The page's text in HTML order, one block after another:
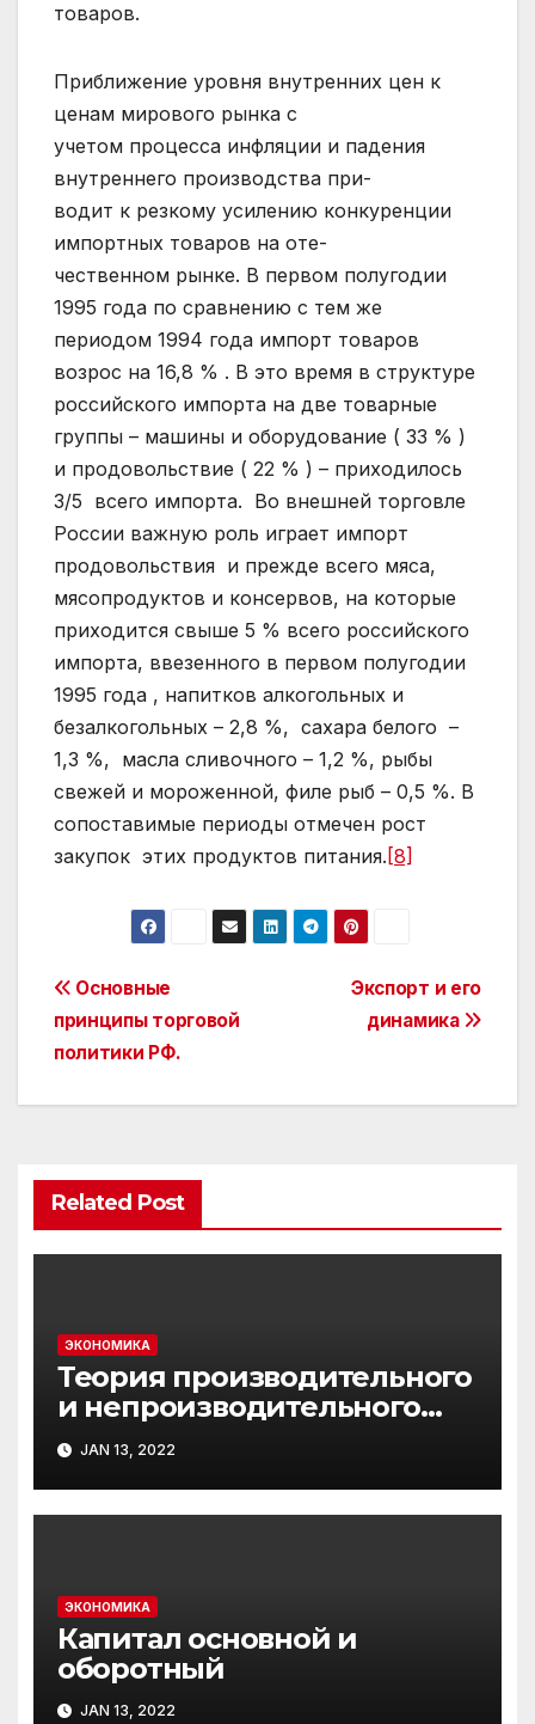
товаров.
Приближение уровня внутренних цен к
ценам мирового рынка с
учетом процесса инфляции и падения
внутреннего производства при-
водит к резкому усилению конкуренции
импортных товаров на оте-
чественном рынке. В первом полугодии
1995 года по сравнению с тем же
периодом 1994 года импорт товаров
возрос на 16,8 % . В это время в структуре
российского импорта на две товарные
группы – машины и оборудование ( 33 % )
и продовольствие ( 22 % ) – приходилось
3/5 всего импорта. Во внешней торговле
России важную роль играет импорт
продовольствия и прежде всего мяса,
мясопродуктов и консервов, на которые
приходится свыше 5 % всего российского
импорта, ввезенного в первом полугодии
1995 года , напитков алкогольных и
безалкогольных – 2,8 %, сахара белого –
1,3 %, масла сливочного – 1,2 %, рыбы
свежей и мороженной, филе рыб – 0,5 %. В
сопоставимые периоды отмечен рост
закупок этих продуктов питания. [8]
Post
navigation
Экспорт и его
динамика
Основные
принципы торговой
политики РФ.
Related Post
ЭКОНОМИКА
Теория производительного
и непроизводительного
труда
JAN 13, 2022
ЭКОНОМИКА
Капитал основной и
оборотный
JAN 13, 2022